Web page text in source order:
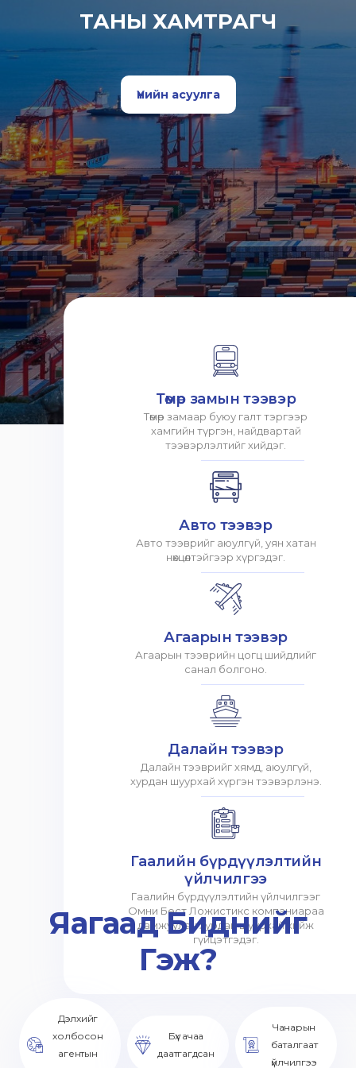
ТАНЫ ХАМТРАГЧ
Үнийн асуулга
Төмөр замын тээвэр
Төмөр замаар буюу галт тэргээр
хамгийн түргэн, найдвартай
тээвэрлэлтийг хийдэг.
Авто тээвэр
Авто тээврийг аюулгүй, уян хатан
нөхцөлтэйгээр хүргэдэг.
Агаарын тээвэр
Агаарын тээврийн цогц шийдлийг
санал болгоно.
Далайн тээвэр
Далайн тээврийг хямд, аюулгүй,
хурдан шуурхай хүргэн тээвэрлэнэ.
Гаалийн бүрдүүлэлтийн
үйлчилгээ
Гаалийн бүрдүүлэлтийн үйлчилгээг
Омни Бест Ложистикс компаниараа
дамжуулан хурдан шуурхай хийж
гүйцэтгэдэг.
Яагаад Биднийг
Гэж?
Дэлхийг
холбосон
агентын
Бүх ачаа
даатгагдсан
Чанарын
баталгаат
үйлчилгээ